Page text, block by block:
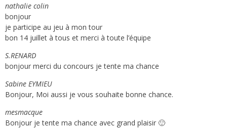
nathalie colin
bonjour
je participe au jeu à mon tour
bon 14 juillet à tous et merci à toute l’équipe
S.RENARD
bonjour merci du concours je tente ma chance
Sabine EYMIEU
Bonjour, Moi aussi je vous souhaite bonne chance.
mesmacque
Bonjour je tente ma chance avec grand plaisir 🙂